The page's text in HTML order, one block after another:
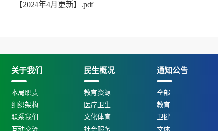
【2024年4月更新】.pdf
关于我们
本局职责
组织架构
联系我们
互动交流
民生概况
教育资源
医疗卫生
文化体育
社会服务
通知公告
全部
教育
卫健
文体